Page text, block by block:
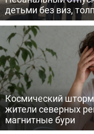
детьми без виз,
Космический
жители северных
магнитные бури